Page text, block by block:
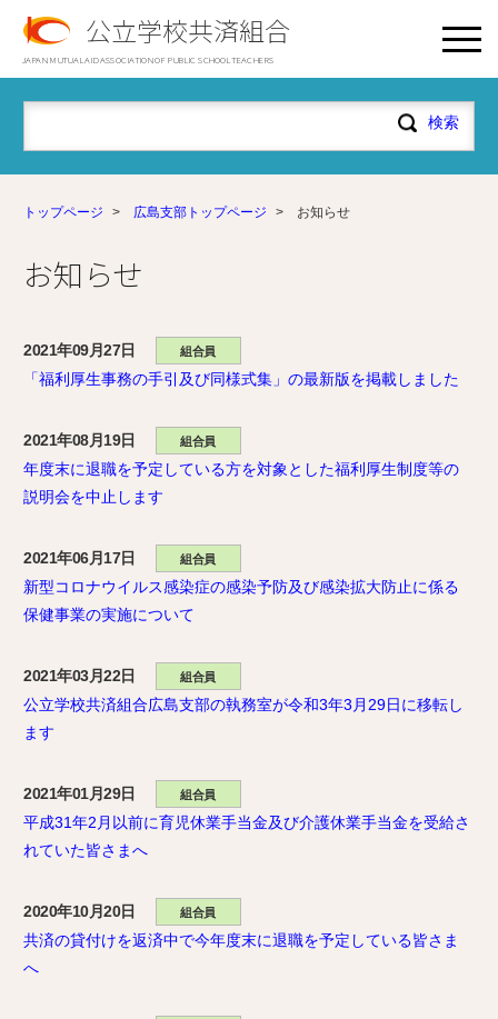
公立学校共済組合
JAPAN MUTUAL AID ASSOCIATION OF PUBLIC SCHOOL TEACHERS
トップページ > 広島支部トップページ > お知らせ
お知らせ
2021年09月27日 組合員
「福利厚生事務の手引及び同様式集」の最新版を掲載しました
2021年08月19日 組合員
年度末に退職を予定している方を対象とした福利厚生制度等の
説明会を中止します
2021年06月17日 組合員
新型コロナウイルス感染症の感染予防及び感染拡大防止に係る
保健事業の実施について
2021年03月22日 組合員
公立学校共済組合広島支部の執務室が令和3年3月29日に移転し
ます
2021年01月29日 組合員
平成31年2月以前に育児休業手当金及び介護休業手当金を受給さ
れていた皆さまへ
2020年10月20日 組合員
共済の貸付けを返済中で今年度末に退職を予定している皆さま
へ